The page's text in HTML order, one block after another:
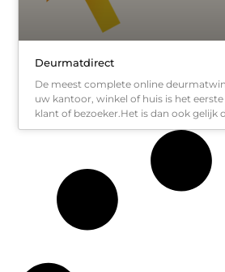
Deurmatdirect
De meest complete online
uw kantoor, winkel of huis is het
klant of bezoeker.Het is dan ook gelijk